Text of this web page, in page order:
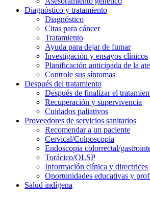
Diagnóstico y tratamiento
Diagnóstico
Citas para cáncer
Tratamiento
Ayuda para dejar de fumar
Investigación y ensayos clínicos
Planificación anticipada de la
Controle sus síntomas
Después del tratamiento
Después de finalizar el
Recuperación y supervivencia
Cuidados paliativos
Proveedores de servicios sanitarios
Recomendar a un paciente
Cervical/Colposcopia
Endoscopia colorrectal/
Torácico/OLSP
Información clínica y directrices
Oportunidades educativas y
Salud indígena